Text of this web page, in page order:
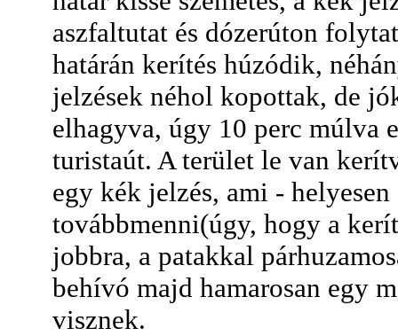
aszfaltutat és dózerúton
határán kerítés húzódik,
jelzések néhol kopottak, de
elhagyva, úgy 10 perc múlva
turistaút. A terület le van
egy kék jelzés, ami -
továbbmenni(úgy, hogy a
jobbra, a patakkal
behívó majd hamarosan egy
visznek.